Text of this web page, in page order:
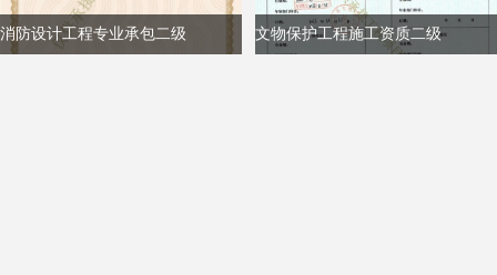
消防设计工程专业承包二级 文物保护工程施工资质二级